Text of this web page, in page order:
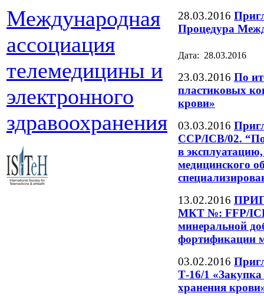
Международная
ассоциация
телемедицины и
электронного
здравоохранения
28.03.2016
Процедура
Дата: 28.03.2016
23.03.2016 По
пластиковых
крови»
03.03.2016
ССР/ICB/02.
в
медицинского
13.02.2016
МКТ №: FFP/
минеральной
фортификации
03.02.2016
Т-16/1
хранения